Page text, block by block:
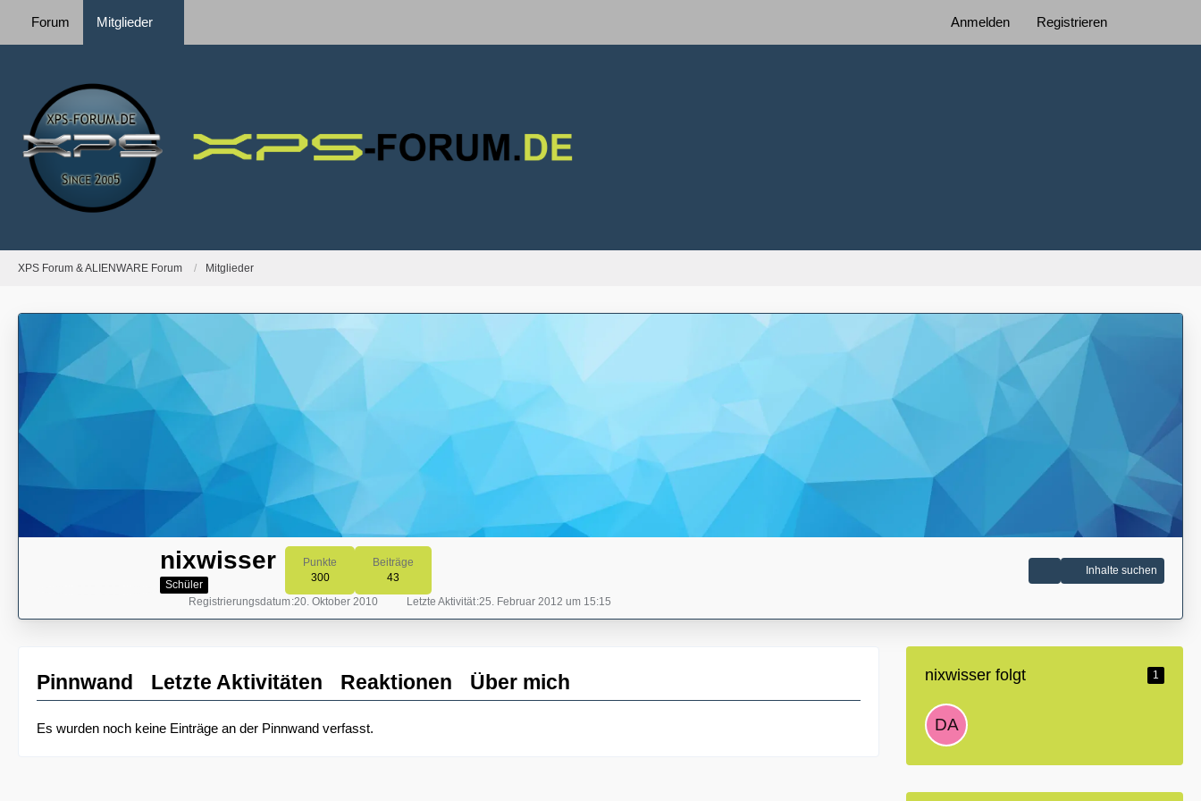
Forum Mitglieder Anmelden Registrieren
XPS Forum & ALIENWARE Forum Mitglieder
nixwisser
Schüler
Punkte
300
Beiträge
43
Inhalte suchen
Registrierungsdatum 20. Oktober 2010 Letzte Aktivität 25. Februar 2012 um 15:15
Pinnwand Letzte Aktivitäten Reaktionen Über mich
Es wurden noch keine Einträge an der Pinnwand verfasst.
nixwisser folgt 1